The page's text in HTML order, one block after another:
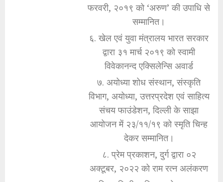
फरवरी, २०१९ को ‘अरुण’ की उपाधि से
सम्मानित।
६. खेल एवं युवा मंत्रालय भारत सरकार
द्वारा ३१ मार्च २०१९ को स्वामी
विवेकानन्द एक्सिलेन्सि अवार्ड
७. अयोध्या शोध संस्थान, संस्कृति
विभाग, अयोध्या, उत्तरप्रदेश एवं साहित्य
संचय फाउंडेशन, दिल्ली के साझा
आयोजन में २३/११/१९ को स्मृति चिन्ह
देकर सम्मानित।
८. प्रेम प्रकाशन, दुर्ग द्वारा ०२
अक्टूबर, २०२२ को राम रत्न अलंकरण